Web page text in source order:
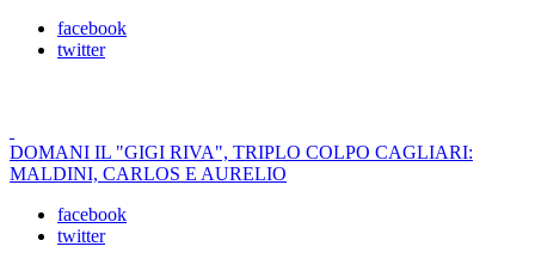
facebook
twitter
DOMANI IL "GIGI RIVA", TRIPLO COLPO CAGLIARI:
MALDINI, CARLOS E AURELIO
facebook
twitter